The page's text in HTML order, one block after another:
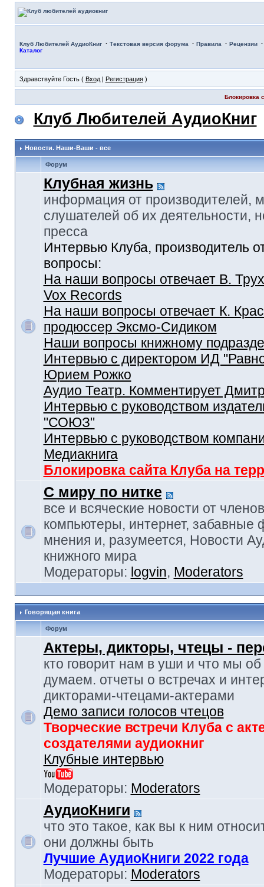
Клуб Любителей АудиоКниг· Текстовая версия форума · Правила · Рецензии
Каталог
Здравствуйте Гость ( Вход| Регистрация)
Блокировка
Клуб Любителей АудиоКниг
Новости. Наши-Ваши - все
Форум
Клубная жизнь
информация от производителей,
слушателей об их деятельности,
пресса
Интервью Клуба, производитель
вопросы:
На наши вопросы отвечает В.
Vox Records
На наши вопросы отвечает К.
продюссер Эксмо-Сидиком
Наши вопросы книжному
Интервью с директором ИД
Юрием Рожко
Аудио Театр. Комментирует
Интервью с руководством
"СОЮЗ"
Интервью с руководством
Медиакнига
Блокировка сайта Клуба на
С миру по нитке
все и всяческие новости от
компьютеры, интернет, забавные
мнения и, разумеется, Новости
книжного мира
Модераторы: logvin, Moderators
Говорящая книга
Форум
Актеры, дикторы, чтецы -
кто говорит нам в уши и что мы
думаем. отчеты о встречах и
дикторами-чтецами-актерами
Демо записи голосов чтецов
Творческие встречи Клуба с
создателями аудиокниг
Клубные интервью
Модераторы: Moderators
АудиоКниги
что это такое, как вы к ним
они должны быть
Лучшие АудиоКниги 2022 года
Модераторы: Moderators